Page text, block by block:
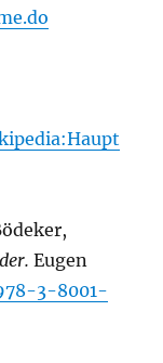
Eugen
3-8001-